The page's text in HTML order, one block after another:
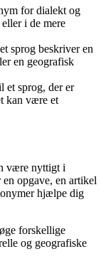
for dialekt og
i de mere
sprog beskriver en
en geografisk
et sprog, der er
kan være et
være nyttigt i
opgave, en artikel
hjælpe dig
forskellige
og geografiske